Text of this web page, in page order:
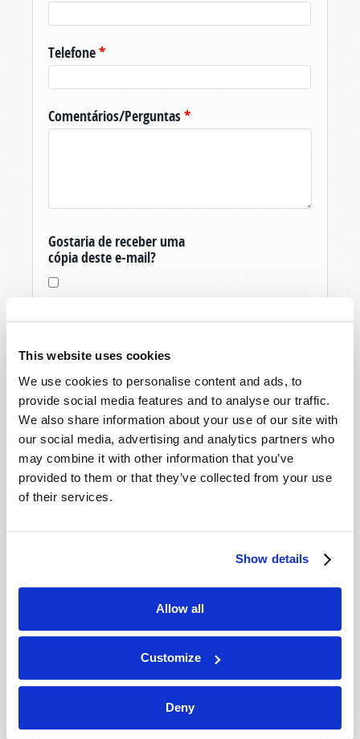
This website uses cookies
We use cookies to personalise content and ads, to
provide social media features and to analyse our traffic.
We also share information about your use of our site with
our social media, advertising and analytics partners who
may combine it with other information that you’ve
provided to them or that they’ve collected from your use
of their services.
Show details
Allow all
Customize
Deny
Telefone*
Comentários/Perguntas*
Gostaria de receber uma
cópia deste e-mail?
Obrigado pela sua pergunta sobre O Mundo
De Amanhã, produzida pela Igreja Viva de Deus.
Se você ainda não é um membro, e é um
residente dos Estados Unidos, então para vos
mostrar um pouco mais sobre as pessoas eo
ministério por trás deste trabalho, nosso
departamento de correspondência enviará um
aproveite o DVD e faremos o possível para
No serviço de Cristo,
O ministério da Igreja Viva de Deus.
Conectar